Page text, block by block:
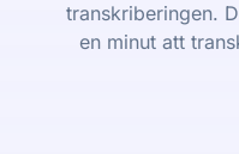
transkriberingen.
en minut att